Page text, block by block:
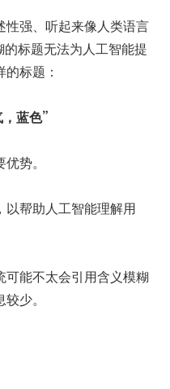
性强、听起来像人类语言
的标题无法为人工智能提
标题：
蓝色”
势。
以帮助人工智能理解用
可能不太会引用含义模糊
少。